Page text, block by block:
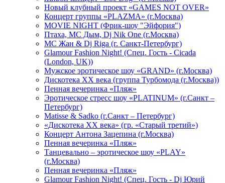
Новый клубный проект «GAMES NOT OVER»
Концерт группы «PLAZMA» (г.Москва)
MOVIE NIGHT (Фрик-шоу "Эйфория")
Птаха, МС Дым, Dj Nik One (г.Москва)
МС Жан & Dj Riga (г. Санкт-Петербург)
Glamour Fashion Night! (Спец. Гость - Cicada
(London, UK))
Мужское эротическое шоу «GRAND» (г.Москва)
Дискотека XX века (группа Турбомода (г.Москва))
Пенная вечеринка «Пляж»
Эротическое стресс шоу «PLATINUM» (г.Санкт –
Петербург)
Matisse & Sadko (г.Санкт – Петербург)
«Дискотека ХХ века» (гр. «Старый третий»)
Концерт Антона Зацепина (г.Москва)
Пенная вечеринка «Пляж»
Танцевально – эротическое шоу «PLAY»
(г.Москва)
Пенная вечеринка «Пляж»
Glamour Fashion Night! (Спец. Гость - Dj Юрий